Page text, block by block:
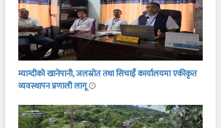
म्याग्दीको खानेपानी, जलस्रोत तथा सिचाइँ कार्यालयमा एकीकृत
व्यवस्थापन प्रणाली लागू